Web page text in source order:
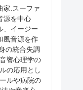
家.スーファ
源を中心
、イージー
風音源を作
の統合失調
響心理学の
の応用とし
ルや病院の